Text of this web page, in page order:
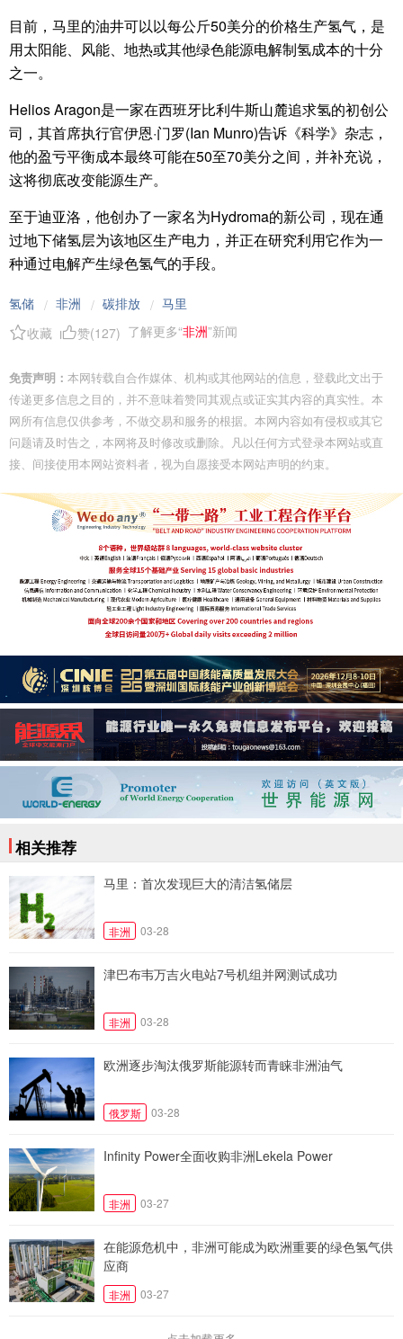
目前，马里的油井可以以每公斤50美分的价格生产氢气，是
用太阳能、风能、地热或其他绿色能源电解制氢成本的十分
之一。
Helios Aragon是一家在西班牙比利牛斯山麓追求氢的初创公
司，其首席执行官伊恩·门罗(Ian Munro)告诉《科学》杂志，
他的盈亏平衡成本最终可能在50至70美分之间，并补充说，
这将彻底改变能源生产。
至于迪亚洛，他创办了一家名为Hydroma的新公司，现在通
过地下储氢层为该地区生产电力，并正在研究利用它作为一
种通过电解产生绿色氢气的手段。
氢储 / 非洲 / 碳排放 / 马里
收藏
赞(127) 了解更多“非洲”新闻
免责声明： 本网转载自合作媒体、机构或其他网站的信息，登载此文出于
传递更多信息之目的，并不意味着赞同其观点或证实其内容的真实性。本
网所有信息仅供参考，不做交易和服务的根据。本网内容如有侵权或其它
问题请及时告之，本网将及时修改或删除。凡以任何方式登录本网站或直
接、间接使用本网站资料者，视为自愿接受本网站声明的约束。
相关推荐
马里：首次发现巨大的清洁氢储层
非洲 03-28
津巴布韦万吉火电站7号机组并网测试成功
非洲 03-28
欧洲逐步淘汰俄罗斯能源转而青睐非洲油气
俄罗斯 03-28
Infinity Power全面收购非洲Lekela Power
非洲 03-27
在能源危机中，非洲可能成为欧洲重要的绿色氢气供
应商
非洲 03-27